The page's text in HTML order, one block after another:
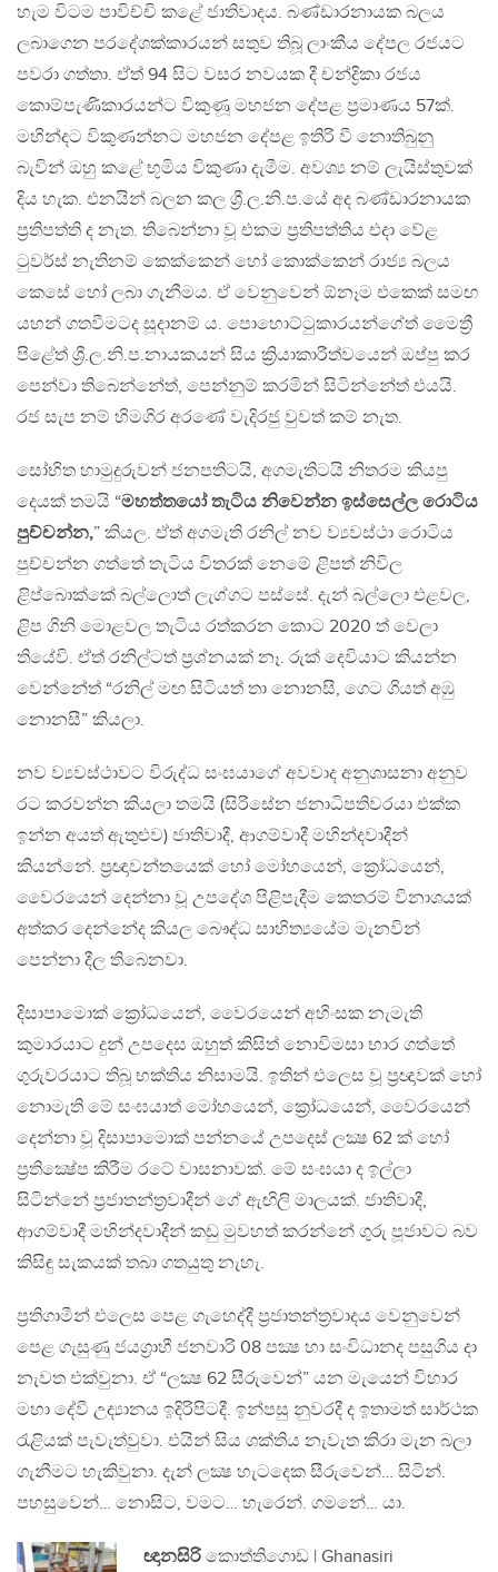
හැම විටම පාවිච්චි කළේ ජාතිවාදය. බණ්ඩාරනායක බලය
ලබාගෙන පරදේශක්කාරයන් සතුව තිබූ ලාංකීය දේපල රජයට
පවරා ගත්තා​. ඒත් 94 සිට වසර නවය​ක දී චන්ද්‍රිකා රජය
කොම්පැණිකාරයන්ට විකුණූ මහජන දේපළ ප්‍රමාණය 57ක්.
මහින්දට විකුණන්නට මහජන දේපළ ඉතිරි වී නොතිබුනු
බැවින් ඔහු කළේ භූමිය විකුණා දැමීම​. අවශ්‍ය නම් ලැයිස්තුවක්
දිය හැක​. එනයින් බලන කල ශ්‍රී.ල​.නි.ප​.යේ අද බණ්ඩාරනායක
ප්‍රතිපත්ති ද නැත​. තිබෙන්නා වූ එකම ප්‍රතිපත්තිය එදා වේළ
ටුවර්ස් නැතිනම් කෙක්කෙන් හෝ කොක්කෙන් රාජ්‍ය බලය
කෙසේ හෝ ලබා ගැනීමය​. ඒ වෙනුවෙන් ඕනෑම එකෙක් සමඟ
යහන් ගතවීමටද සූදානම්‍ ය. පොහොට්ටුකාරයන්ගේත් මෛත්‍රී
පිළේත් ශ්‍රී.ල​.නි.ප​.නායකයන් සිය ක්‍රියාකාරීත්වයෙන් ඔප්පු කර
පෙන්වා තිබෙන්නේත්, පෙන්නුම් කරමින් සිටින්නේත් එයයි.
රජ සැප නම් හිමගිර අරණේ වැදිරජු වුවත් කම් නැත.
සෝභිත හාමුදුරුවන් ජනපතිටයි, අගමැතිටයි නිතරම කියපු
දෙයක් තමයි “මහත්තයෝ තැටිය නිවෙන්න ඉස්සෙල්ල රොටිය
පුච්චන්න,” කියල​. ඒත් අගමැති රනිල් නව ව්‍යවස්ථා රොටිය
පුච්චන්න ගත්තේ තැටිය විතරක් නෙමේ ළිපත් නිවිල
ළිප්බොක්කේ බල්ලොත් ලැග්ගට පස්සේ. දැන් බල්ලො එළවල,
ළිප ගිනි මොළවල තැටිය රත්කරන කොට 2020 ත් වෙලා
තියේවි. ඒත් රනිල්ටත් ප්‍රශ්නයක් නෑ. රුක් දෙවියාට කියන්න
වෙන්නේත් “රනිල් මඟ සිටියත් තා නොනසී, ගෙට ගියත් අඹු
නොනසී” කියලා.
නව ව්‍යවස්ථාවට විරුද්ධ සංඝයාගේ අවවාද අනුශාසනා අනුව
රට කරවන්න කියලා තමයි (සිරිසේන ජනාධිපතිවරයා එක්ක
ඉන්න අයත් ඇතුළුව​) ජාතිවාදී, ආගම්වාදී මහින්දවාදීන්
කියන්නේ. ප්‍රඥාවන්තයෙක් හෝ මෝහයෙන්, ක්‍රෝධයෙන්,
වෛරයෙන් දෙන්නා වූ උපදේශ පිළිපැදීම කෙතරම් විනාශයක්
අත්කර දෙන්නේද කියල බෞද්ධ සාහිත්‍යයේම මැනවින්
පෙන්නා දීල තිබෙනවා.
දිසාපාමොක් ක්‍රෝධයෙන්, වෛරයෙන් අහිංසක නැමැති
කුමාරයාට දුන් උපදෙස ඔහුත් කිසිත් නොවිමසා භාර ගත්තේ
ගුරුවරයාට තිබූ භක්තිය නිසාමයි​. ඉතින් එලෙස වූ ප්‍රඥාවක් හෝ
නොමැති මේ සංඝයාත් මෝහයෙන්, ක්‍රෝධයෙන්, වෛරයෙන්
දෙන්නා වූ දිසාපාමොක් පන්නයේ උපදෙස් ලක්‍ෂ 62 ක් හෝ
ප්‍රතික්‍ෂේප කිරීම රටේ වාසනාවක්. මේ සංඝයා ද ඉල්ලා
සිටින්නේ ප්‍රජාතන්ත්‍රවාදීන් ගේ ඇඟිලි මාලයක්. ජාතිවාදී,
ආගම්වාදී මහින්දවාදීන් කඩු මුවහත් කරන්නේ ගුරු පූජාවට බව
කිසිඳු සැකයක් තබා ගතයුතු නැහැ.
ප්‍රතිගාමීන් එලෙස​ පෙළ ගැහෙද්දී ප්‍රජාතන්ත්‍රවාදය වෙනුවෙන්
පෙළ ගැසුණු ජයග්‍රාහී ජනවාරි 08 පක්‍ෂ හා සංවිධානද පසුගිය දා
නැවත එක්වුනා. ඒ “ලක්‍ෂ 62 සීරුවෙන්” යන මැයෙන් විහාර
මහා දේවී උද්‍යානය ඉදිරිපිටදී. ඉන්පසු නුවරදී ද ඉතාමත් සාර්ථක
රැළියක් පැවැත්වුවා. එයින් සිය ශක්තිය නැවැත කිරා මැන බලා
ගැනීමට හැකිවුනා. දැන් ලක්‍ෂ හැටදෙක සීරුවෙන්… සිටින්.
පහසුවෙන්… නොසිට, වමට… හැරෙන්. ගමනේ… යා.
ඥානසිරි කොත්තිගොඩ | Ghanasiri